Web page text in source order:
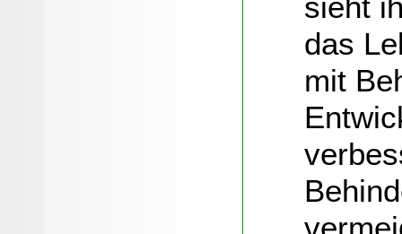
das
mit